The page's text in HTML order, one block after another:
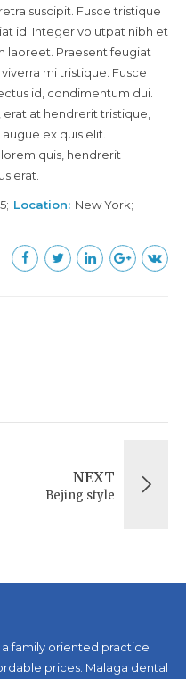
suscipit. Fusce tristique
id. Integer volutpat nibh et
laoreet. Praesent feugiat
mi tristique. Fusce
id, condimentum dui.
erat at hendrerit tristique,
ex quis elit.
quis, hendrerit
erat.
Location
New York
NEXT
Bejing style
family oriented practice
prices. Malaga dental